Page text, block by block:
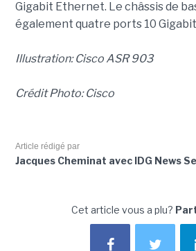
Gigabit Ethernet. Le châssis de
également quatre ports 10
Illustration: Cisco ASR 903
Crédit Photo: Cisco
Article rédigé par
Jacques Cheminat avec IDG News
Cet article vous a plu?